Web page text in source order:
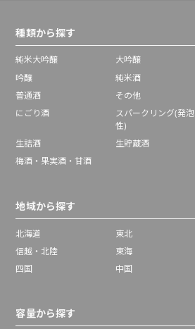
種類から探す
純米大吟醸 大吟醸
吟醸
純米酒
普通酒
その他
にごり酒
スパークリング(発泡
性)
生詰酒 生貯蔵酒
梅酒・果実酒・甘酒
地域から探す
北海道 東北
信越・北陸
東海
四国
中国
容量から探す